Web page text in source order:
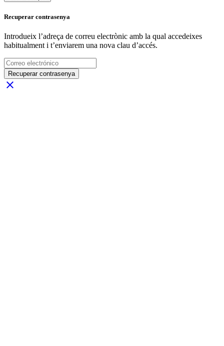
Recuperar contrasenya
Introdueix l’adreça de correu electrònic amb la qual accedeixes
habitualment i t’enviarem una nova clau d’accés.
Recuperar contrasenya
close